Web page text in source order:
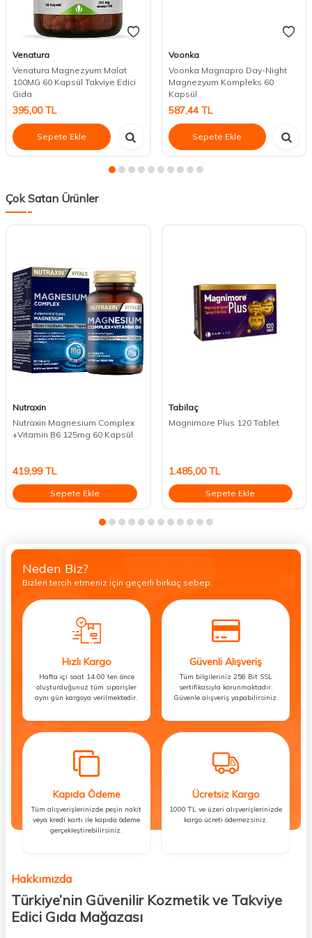
Venatura
Venatura Magnezyum Malat
100MG 60 Kapsül Takviye Edici
Gıda
395,00TL
Sepete Ekle
Voonka
Voonka Magnapro Day-Night
Magnezyum Kompleks 60
Kapsül
587,44TL
Sepete Ekle
Çok Satan Ürünler
Nutraxin
Nutraxin Magnesium Complex
+Vitamin B6 125mg 60 Kapsül
419,99TL
Sepete Ekle
Tabilaç
Magnimore Plus 120 Tablet
1.485,00TL
Sepete Ekle
Neden Biz?
Bizleri tercih etmeniz için geçerli birkaç sebep.
Hızlı Kargo
Hafta içi saat 14:00’ten önce
oluşturduğunuz tüm siparişler
aynı gün kargoya verilmektedir.
Güvenli Alışveriş
Tüm bilgileriniz 256 Bit SSL
sertifikasıyla korunmaktadır.
Güvenle alışveriş yapabilirsiniz.
Kapıda Ödeme
Tüm alışverişlerinizde peşin nakit
veya kredi kartı ile kapıda ödeme
gerçekleştirebilirsiniz.
Ücretsiz Kargo
1000 TL ve üzeri alışverişlerinizde
kargo ücreti ödemezsiniz.
Hakkımızda
Türkiye’nin Güvenilir Kozmetik ve Takviye
Edici Gıda Mağazası